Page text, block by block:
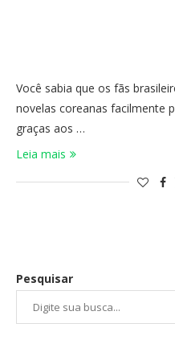
Você sabia que os fãs
novelas coreanas facilmente
graças aos …
Leia mais
Pesquisar